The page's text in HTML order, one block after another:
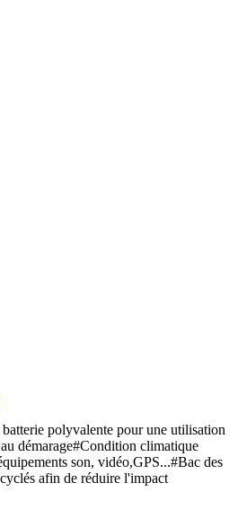
polyvalente pour une utilisation
démarage#Condition climatique
son, vidéo,GPS...#Bac des
afin de réduire l'impact